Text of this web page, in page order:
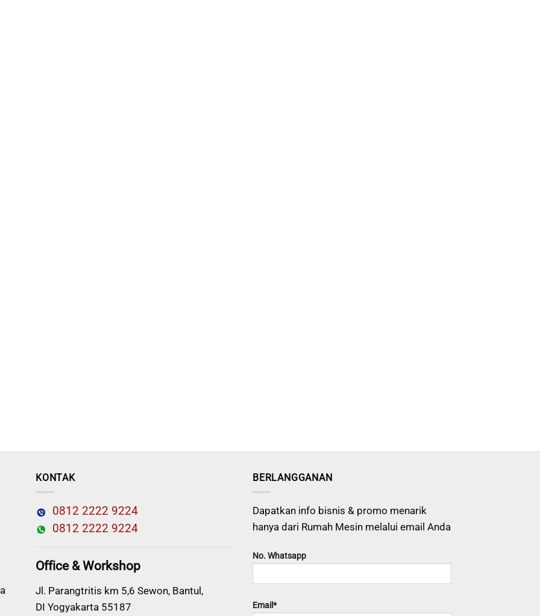
KONTAK
0812 2222 9224
0812 2222 9224
Office & Workshop
Jl. Parangtritis km 5,6 Sewon, Bantul,
DI Yogyakarta 55187
BERLANGGANAN
Dapatkan info bisnis & promo menarik
hanya dari Rumah Mesin melalui email Anda
No. Whatsapp
Email*